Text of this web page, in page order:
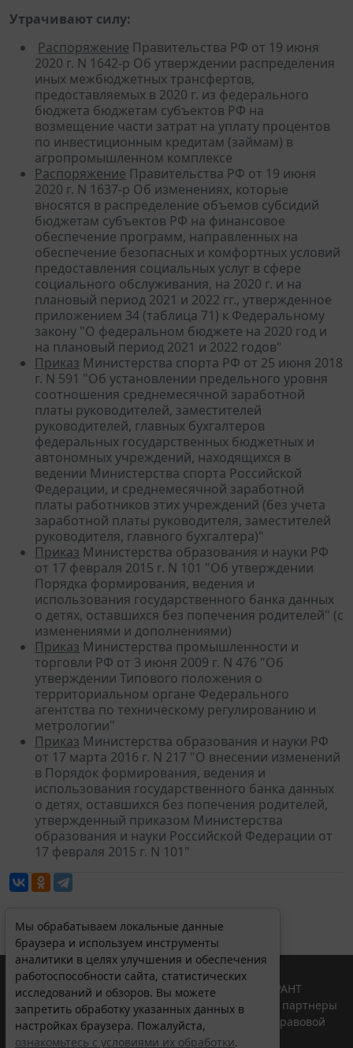
Утрачивают силу:
Распоряжение Правительства РФ от 19 июня
2020 г. N 1642-р Об утверждении распределения
иных межбюджетных трансфертов,
предоставляемых в 2020 г. из федерального
бюджета бюджетам субъектов РФ на
возмещение части затрат на уплату процентов
по инвестиционным кредитам (займам) в
агропромышленном комплексе
Распоряжение Правительства РФ от 19 июня
2020 г. N 1637-р Об изменениях, которые
вносятся в распределение объемов субсидий
бюджетам субъектов РФ на финансовое
обеспечение программ, направленных на
обеспечение безопасных и комфортных условий
предоставления социальных услуг в сфере
социального обслуживания, на 2020 г. и на
плановый период 2021 и 2022 гг., утвержденное
приложением 34 (таблица 71) к Федеральному
закону "О федеральном бюджете на 2020 год и
на плановый период 2021 и 2022 годов"
Приказ Министерства спорта РФ от 25 июня 2018
г. N 591 "Об установлении предельного уровня
соотношения среднемесячной заработной
платы руководителей, заместителей
руководителей, главных бухгалтеров
федеральных государственных бюджетных и
автономных учреждений, находящихся в
ведении Министерства спорта Российской
Федерации, и среднемесячной заработной
платы работников этих учреждений (без учета
заработной платы руководителя, заместителей
руководителя, главного бухгалтера)"
Приказ Министерства образования и науки РФ
от 17 февраля 2015 г. N 101 "Об утверждении
Порядка формирования, ведения и
использования государственного банка данных
о детях, оставшихся без попечения родителей" (с
изменениями и дополнениями)
Приказ Министерства промышленности и
торговли РФ от 3 июня 2009 г. N 476 "Об
утверждении Типового положения о
территориальном органе Федерального
агентства по техническому регулированию и
метрологии"
Приказ Министерства образования и науки РФ
от 17 марта 2016 г. N 217 "О внесении изменений
в Порядок формирования, ведения и
использования государственного банка данных
о детях, оставшихся без попечения родителей,
утвержденный приказом Министерства
образования и науки Российской Федерации от
17 февраля 2015 г. N 101"
Мы обрабатываем локальные данные
браузера и используем инструменты
аналитики в целях улучшения и обеспечения
работоспособности сайта, статистических
исследований и обзоров. Вы можете
запретить обработку указанных данных в
настройках браузера. Пожалуйста,
ознакомьтесь с условиями их обработки.
© ООО "НПП "ГАРАНТ-СЕРВИС", 2026. Система ГАРАНТ
выпускается с 1990 года. Компания "Гарант" и ее партнеры
являются участниками Российской ассоциации правовой
информации ГАРАНТ.